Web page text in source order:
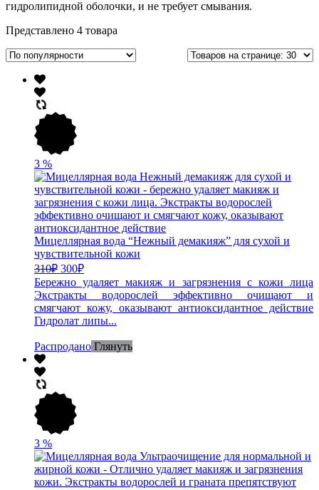
гидролипидной оболочки, и не требует смывания.
Представлено 4 товара
3 %
Мицеллярная вода “Нежный демакияж” для сухой и
чувствительной кожи
310₽ 300₽
Бережно удаляет макияж и загрязнения с кожи лица
Экстракты водорослей эффективно очищают и
смягчают кожу, оказывают антиоксидантное действие
Гидролат липы...
Распродано Глянуть
3 %